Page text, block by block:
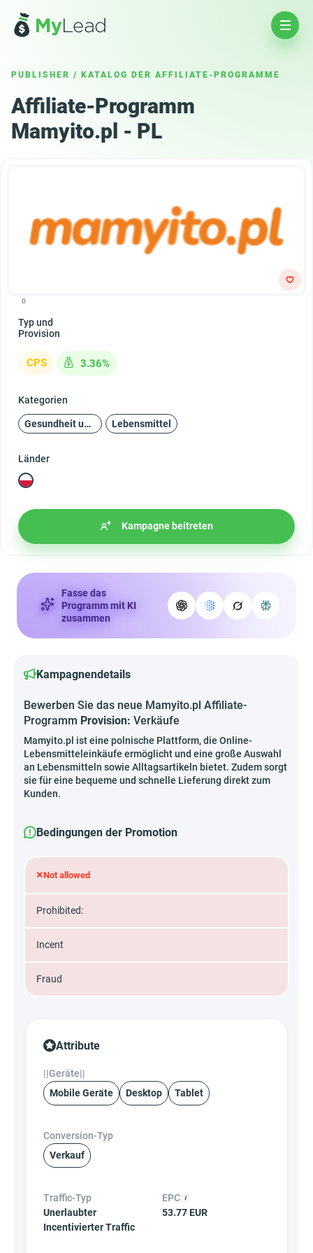
PUBLISHER / KATALOG DER AFFILIATE-PROGRAMME
Affiliate-Programm
Mamyito.pl - PL
0
Typ und
Provision
CPS 3.36%
Kategorien
Gesundheit und Schönheit Lebensmittel
Länder
Kampagne beitreten
Fasse das
Programm mit KI
zusammen
Kampagnendetails
Bewerben Sie das neue Mamyito.pl Affiliate-
Programm Provision: Verkäufe
Mamyito.pl ist eine polnische Plattform, die Online-
Lebensmitteleinkäufe ermöglicht und eine große Auswahl
an Lebensmitteln sowie Alltagsartikeln bietet. Zudem sorgt
sie für eine bequeme und schnelle Lieferung direkt zum
Kunden.
Bedingungen der Promotion
×Not allowed
Prohibited:
Incent
Fraud
Attribute
||Geräte||
Mobile Geräte
Desktop Tablet
Conversion-Typ
Verkauf
Traffic-Typ
Unerlaubter
Incentivierter Traffic
EPC
53.77 EUR